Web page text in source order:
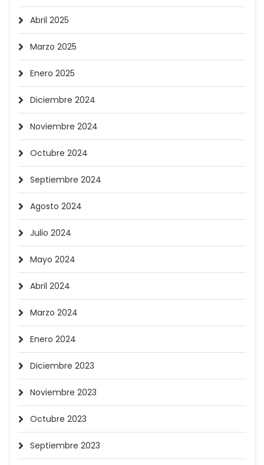
Abril 2025
Marzo 2025
Enero 2025
Diciembre 2024
Noviembre 2024
Octubre 2024
Septiembre 2024
Agosto 2024
Julio 2024
Mayo 2024
Abril 2024
Marzo 2024
Enero 2024
Diciembre 2023
Noviembre 2023
Octubre 2023
Septiembre 2023